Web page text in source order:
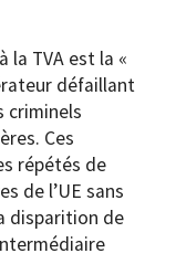
la TVA est la «
défaillant
criminels
Ces
répétés de
de l’UE sans
disparition de